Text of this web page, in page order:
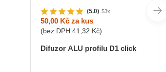
(5.0) 53x
50,00 Kč za kus
(bez DPH41,32 Kč)
Difuzor ALU profilu D1 click